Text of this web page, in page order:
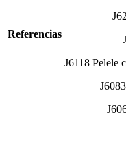
Referencias
J6118 Pelele